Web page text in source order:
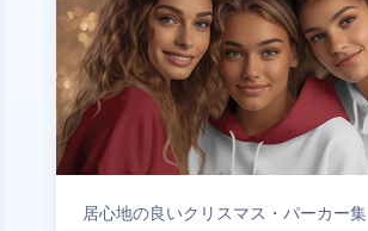
居心地の良いクリスマス・パーカー集